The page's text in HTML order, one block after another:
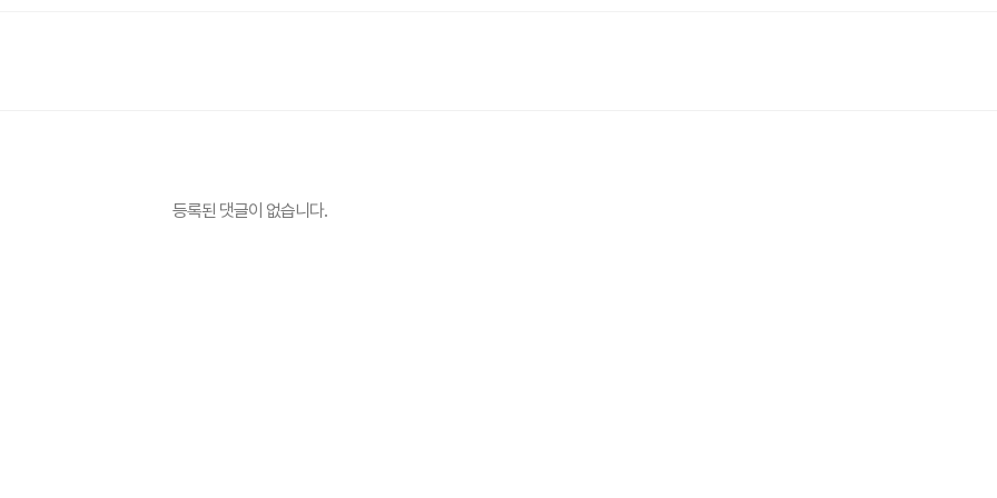
등록된 댓글이 없습니다.